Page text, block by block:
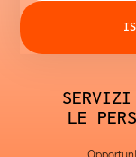
SERVIZI
LE